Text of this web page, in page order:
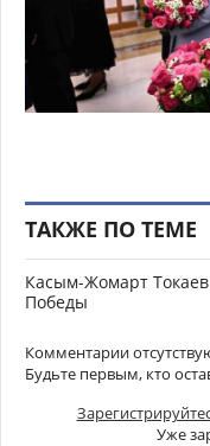
ТАКЖЕ ПО ТЕМЕ
Касым-Жомарт
Победы
Комментарии
Будьте первым, кто
Уже